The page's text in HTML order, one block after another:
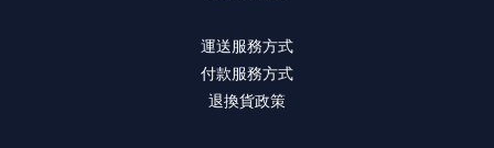
運送服務方式
付款服務方式
退換貨政策